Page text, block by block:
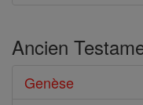
Ancien
Genèse